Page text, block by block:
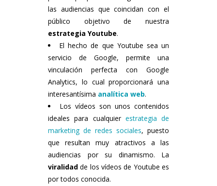
las audiencias que coincidan con el
público objetivo de nuestra
estrategia Youtube.
El hecho de que Youtube sea un
servicio de Google, permite una
vinculación perfecta con Google
Analytics, lo cual proporcionará una
interesantísima analítica web.
Los vídeos son unos contenidos
ideales para cualquier estrategia de
marketing de redes sociales, puesto
que resultan muy atractivos a las
audiencias por su dinamismo. La
viralidad de los vídeos de Youtube es
por todos conocida.